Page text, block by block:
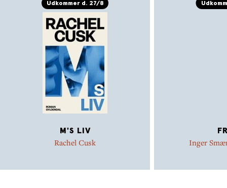
Udkommer d. 27/8
M'S LIV
Rachel Cusk Inger